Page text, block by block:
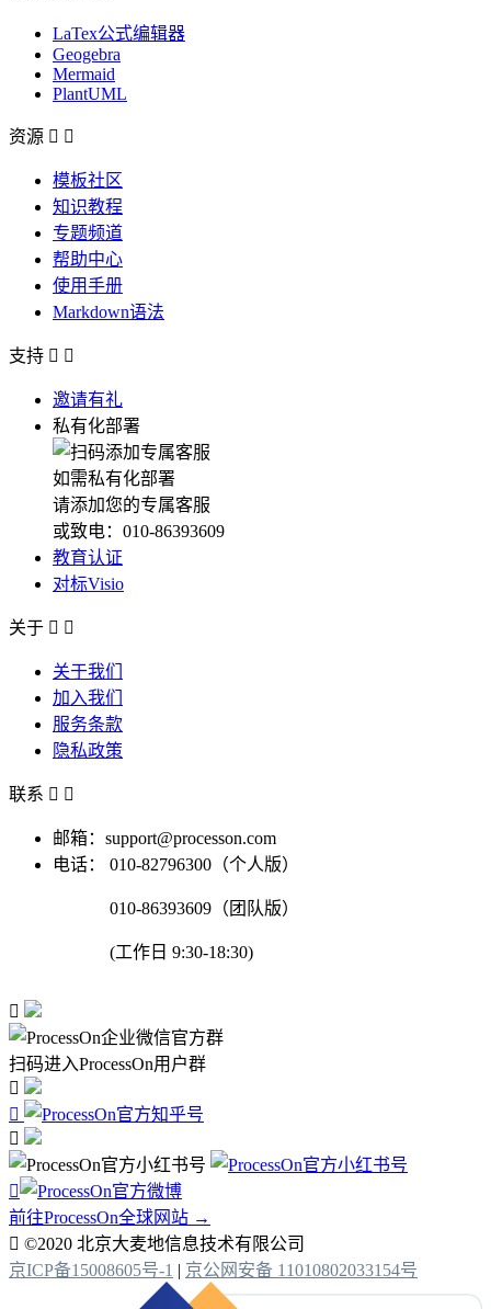
LaTex公式编辑器
Geogebra
Mermaid
PlantUML
资源  
模板社区
知识教程
专题频道
帮助中心
使用手册
Markdown语法
支持  
邀请有礼
私有化部署
如需私有化部署
请添加您的专属客服
或致电：010-86393609
教育认证
对标Visio
关于  
关于我们
加入我们
服务条款
隐私政策
联系  
邮箱：support@processon.com
电话：
010-82796300（个人版）
010-86393609（团队版）
(工作日 9:30-18:30)

扫码进入ProcessOn用户群




前往ProcessOn全球网站 →
 ©2020 北京大麦地信息技术有限公司
京ICP备15008605号-1 | 京公网安备 11010802033154号